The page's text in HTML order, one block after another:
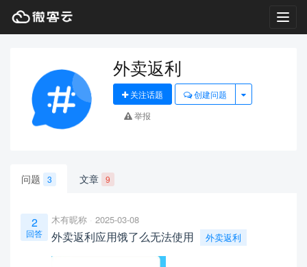
外卖返利
关注话题
创建问题
举报
问题 3 文章 9
2
回答
木有昵称 2025-03-08
外卖返利应用饿了么无法使用 外卖返利